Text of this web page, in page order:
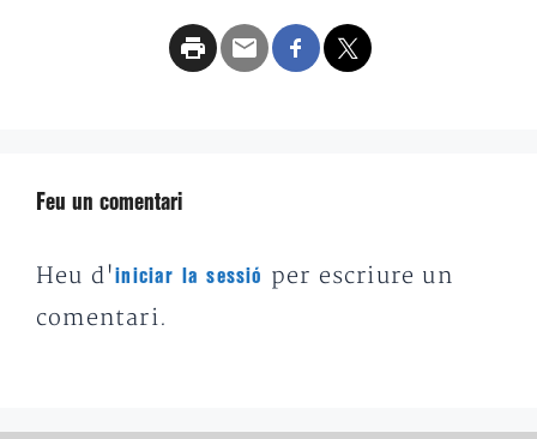
Feu un comentari
Heu d'iniciar la sessió
per escriure un
comentari.